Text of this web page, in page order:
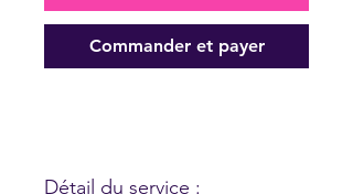
Commander et payer
Détail du service :